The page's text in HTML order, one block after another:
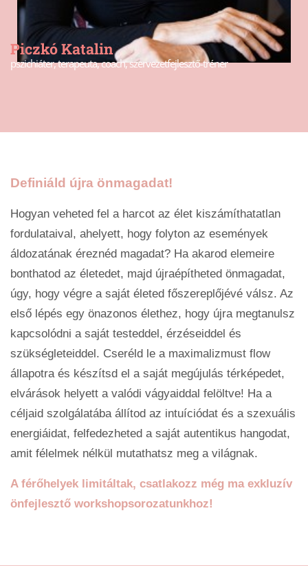
Piczkó Katalin
pszichiáter, terapeuta, coach, szervezetfejlesztő-tréner
Definiáld újra önmagadat!
Hogyan veheted fel a harcot az élet kiszámíthatatlan
fordulataival, ahelyett, hogy folyton az események
áldozatának éreznéd magadat? Ha akarod elemeire
bonthatod az életedet, majd újraépítheted önmagadat,
úgy, hogy végre a saját életed főszereplőjévé válsz. Az
első lépés egy önazonos élethez, hogy újra megtanulsz
kapcsolódni a saját testeddel, érzéseiddel és
szükségleteiddel. Cseréld le a maximalizmust flow
állapotra és készítsd el a saját megújulás térképedet,
elvárások helyett a valódi vágyaiddal felöltve! Ha a
céljaid szolgálatába állítod az intuíciódat és a szexuális
energiáidat, felfedezheted a saját autentikus hangodat,
amit félelmek nélkül mutathatsz meg a világnak.
A férőhelyek limitáltak, csatlakozz még ma exkluzív
önfejlesztő workshopsorozatunkhoz!